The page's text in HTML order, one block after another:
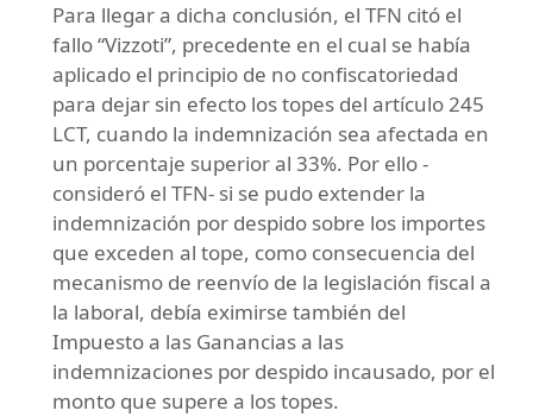
Para llegar a dicha conclusión, el TFN citó el
fallo “Vizzoti”, precedente en el cual se había
aplicado el principio de no confiscatoriedad
para dejar sin efecto los topes del artículo 245
LCT, cuando la indemnización sea afectada en
un porcentaje superior al 33%. Por ello -
consideró el TFN- si se pudo extender la
indemnización por despido sobre los importes
que exceden al tope, como consecuencia del
mecanismo de reenvío de la legislación fiscal a
la laboral, debía eximirse también del
Impuesto a las Ganancias a las
indemnizaciones por despido incausado, por el
monto que supere a los topes.